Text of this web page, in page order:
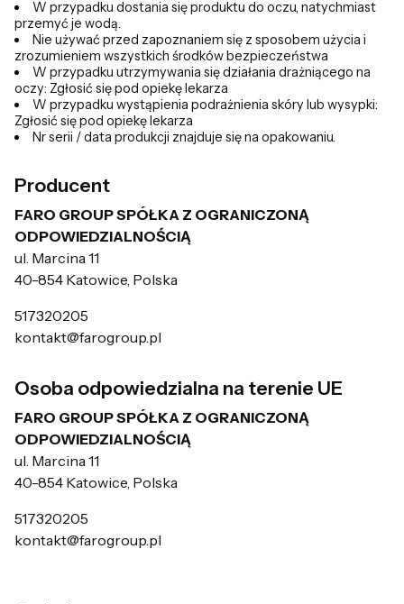
W przypadku dostania się produktu do oczu, natychmiast
przemyć je wodą.
Nie używać przed zapoznaniem się z sposobem użycia i
zrozumieniem wszystkich środków bezpieczeństwa
W przypadku utrzymywania się działania drażniącego na
oczy: Zgłosić się pod opiekę lekarza
W przypadku wystąpienia podrażnienia skóry lub wysypki:
Zgłosić się pod opiekę lekarza
Nr serii / data produkcji znajduje się na opakowaniu.
Producent
FARO GROUP SPÓŁKA Z OGRANICZONĄ
ODPOWIEDZIALNOŚCIĄ
ul. Marcina 11
40-854 Katowice, Polska
517320205
kontakt@farogroup.pl
Osoba odpowiedzialna na terenie UE
FARO GROUP SPÓŁKA Z OGRANICZONĄ
ODPOWIEDZIALNOŚCIĄ
ul. Marcina 11
40-854 Katowice, Polska
517320205
kontakt@farogroup.pl